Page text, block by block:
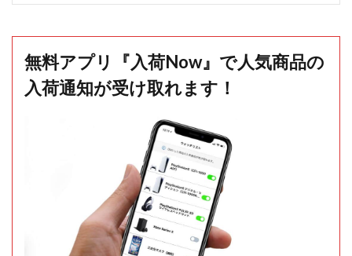
無料アプリ『入荷Now』で人気商品の
入荷通知が受け取れます！